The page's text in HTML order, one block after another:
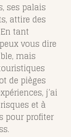
ses palais
attire des
tant
vous dire
mais
de pièges
j’ai
et à
pour profiter